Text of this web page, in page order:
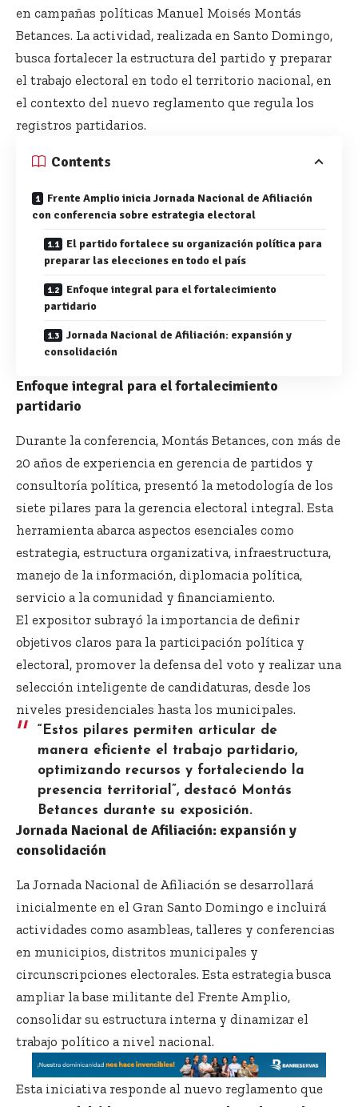
en campañas políticas Manuel Moisés Montás
Betances. La actividad, realizada en Santo Domingo,
busca fortalecer la estructura del partido y preparar
el trabajo electoral en todo el territorio nacional, en
el contexto del nuevo reglamento que regula los
registros partidarios.
Contents
Frente Amplio inicia Jornada Nacional de Afiliación
con conferencia sobre estrategia electoral
El partido fortalece su organización política para
preparar las elecciones en todo el país
Enfoque integral para el fortalecimiento
partidario
Jornada Nacional de Afiliación: expansión y
consolidación
Enfoque integral para el fortalecimiento
partidario
Durante la conferencia, Montás Betances, con más de
20 años de experiencia en gerencia de partidos y
consultoría política, presentó la metodología de los
siete pilares para la gerencia electoral integral. Esta
herramienta abarca aspectos esenciales como
estrategia, estructura organizativa, infraestructura,
manejo de la información, diplomacia política,
servicio a la comunidad y financiamiento.
El expositor subrayó la importancia de definir
objetivos claros para la participación política y
electoral, promover la defensa del voto y realizar una
selección inteligente de candidaturas, desde los
niveles presidenciales hasta los municipales.
“Estos pilares permiten articular de
manera eficiente el trabajo partidario,
optimizando recursos y fortaleciendo la
presencia territorial”, destacó Montás
Betances durante su exposición.
Jornada Nacional de Afiliación: expansión y
consolidación
La Jornada Nacional de Afiliación se desarrollará
inicialmente en el Gran Santo Domingo e incluirá
actividades como asambleas, talleres y conferencias
en municipios, distritos municipales y
circunscripciones electorales. Esta estrategia busca
ampliar la base militante del Frente Amplio,
consolidar su estructura interna y dinamizar el
trabajo político a nivel nacional.
Esta iniciativa responde al nuevo reglamento que